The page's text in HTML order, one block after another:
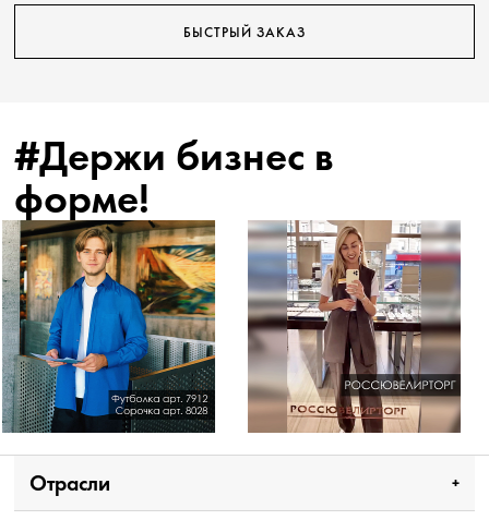
БЫСТРЫЙ ЗАКАЗ
#Держи бизнес в
форме!
Отрасли